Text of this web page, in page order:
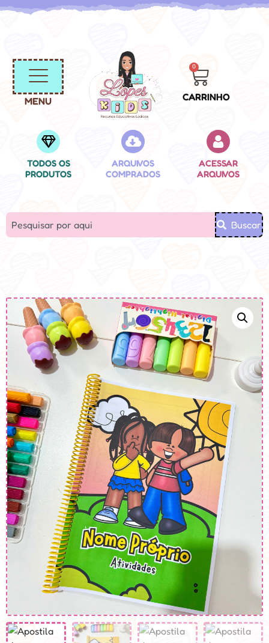
MENU
0
CARRINHO
TODOS OS
PRODUTOS
ARQUIVOS
COMPRADOS
ACESSAR
ARQUIVOS
Buscar